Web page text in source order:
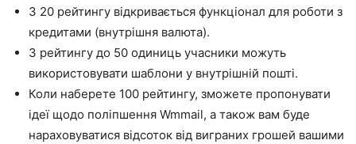
З 20 рейтингу відкривається функціонал для роботи з
кредитами (внутрішня валюта).
З рейтингу до 50 одиниць учасники можуть
використовувати шаблони у внутрішній пошті.
Коли наберете 100 рейтингу, зможете пропонувати
ідеї щодо поліпшення Wmmail, а також вам буде
нараховуватися відсоток від виграних грошей вашими